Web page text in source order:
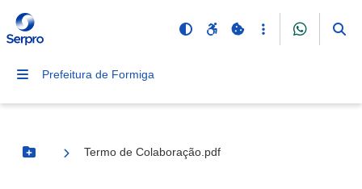
Prefeitura de Formiga
Botão Menu
Termo de Colaboração.pdf